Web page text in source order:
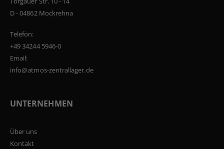
D - 04862 Mockrehna
Telefon:
+49 34244 5946-0
Email:
info@atmos-zentrallager.de
UNTERNEHMEN
Über uns
Kontakt